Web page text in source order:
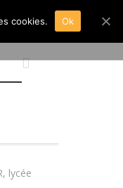
lycée
cookies. Ok